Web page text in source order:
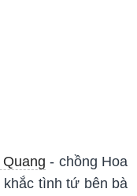
- chồng Hoa
tình tứ bên bà